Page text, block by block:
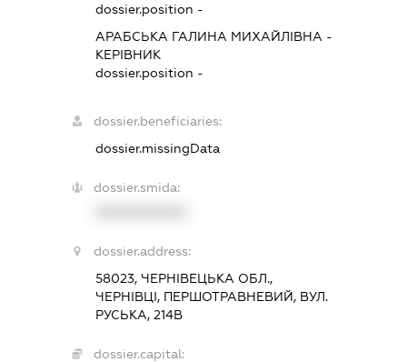
dossier.position -
АРАБСЬКА ГАЛИНА МИХАЙЛІВНА -
КЕРІВНИК
dossier.position -
dossier.beneficiaries:
dossier.missingData
dossier.smida:
dossier.address:
58023, ЧЕРНІВЕЦЬКА ОБЛ.,
ЧЕРНІВЦІ, ПЕРШОТРАВНЕВИЙ, ВУЛ.
РУСЬКА, 214В
dossier.capital: